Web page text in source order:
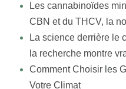
Les cannabinoïdes
CBN et du THCV, la
La science derrière le
la recherche montre
Comment Choisir les
Votre Climat